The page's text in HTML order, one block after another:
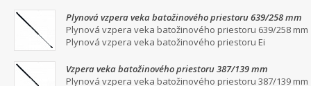
Plynová vzpera veka batožinového priestoru 639/258 mm
Plynová vzpera veka batožinového priestoru 639/258 mm
Plynová vzpera veka batožinového priestoru Ei
Vzpera veka batožinového priestoru 387/139 mm
Plynová vzpera veka batožinového priestoru 387/139 mm